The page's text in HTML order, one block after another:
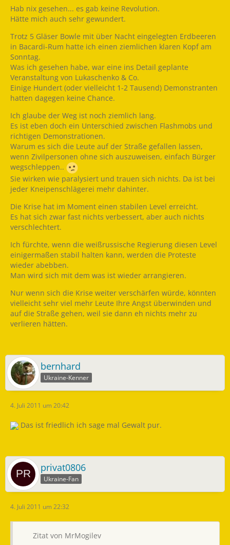
Hab nix gesehen... es gab keine Revolution.
Hätte mich auch sehr gewundert.
Trotz 5 Gläser Bowle mit über Nacht eingelegten Erdbeeren
in Bacardi-Rum hatte ich einen ziemlichen klaren Kopf am
Sonntag.
Was ich gesehen habe, war eine ins Detail geplante
Veranstaltung von Lukaschenko & Co.
Einige Hundert (oder vielleicht 1-2 Tausend) Demonstranten
hatten dagegen keine Chance.
Ich glaube der Weg ist noch ziemlich lang.
Es ist eben doch ein Unterschied zwischen Flashmobs und
richtigen Demonstrationen.
Warum es sich die Leute auf der Straße gefallen lassen,
wenn Zivilpersonen ohne sich auszuweisen, einfach Bürger
wegschleppen..
Sie wirken wie paralysiert und trauen sich nichts. Da ist bei
jeder Kneipenschlägerei mehr dahinter.
Die Krise hat im Moment einen stabilen Level erreicht.
Es hat sich zwar fast nichts verbessert, aber auch nichts
verschlechtert.
Ich fürchte, wenn die weißrussische Regierung diesen Level
einigermaßen stabil halten kann, werden die Proteste
wieder abebben.
Man wird sich mit dem was ist wieder arrangieren.
Nur wenn sich die Krise weiter verschärfen würde, könnten
vielleicht sehr viel mehr Leute Ihre Angst überwinden und
auf die Straße gehen, weil sie dann eh nichts mehr zu
verlieren hätten.
bernhard
Ukraine-Kenner
4. Juli 2011 um 20:42
Das ist friedlich ich sage mal Gewalt pur.
privat0806
Ukraine-Fan
4. Juli 2011 um 22:32
Zitat von MrMogilev